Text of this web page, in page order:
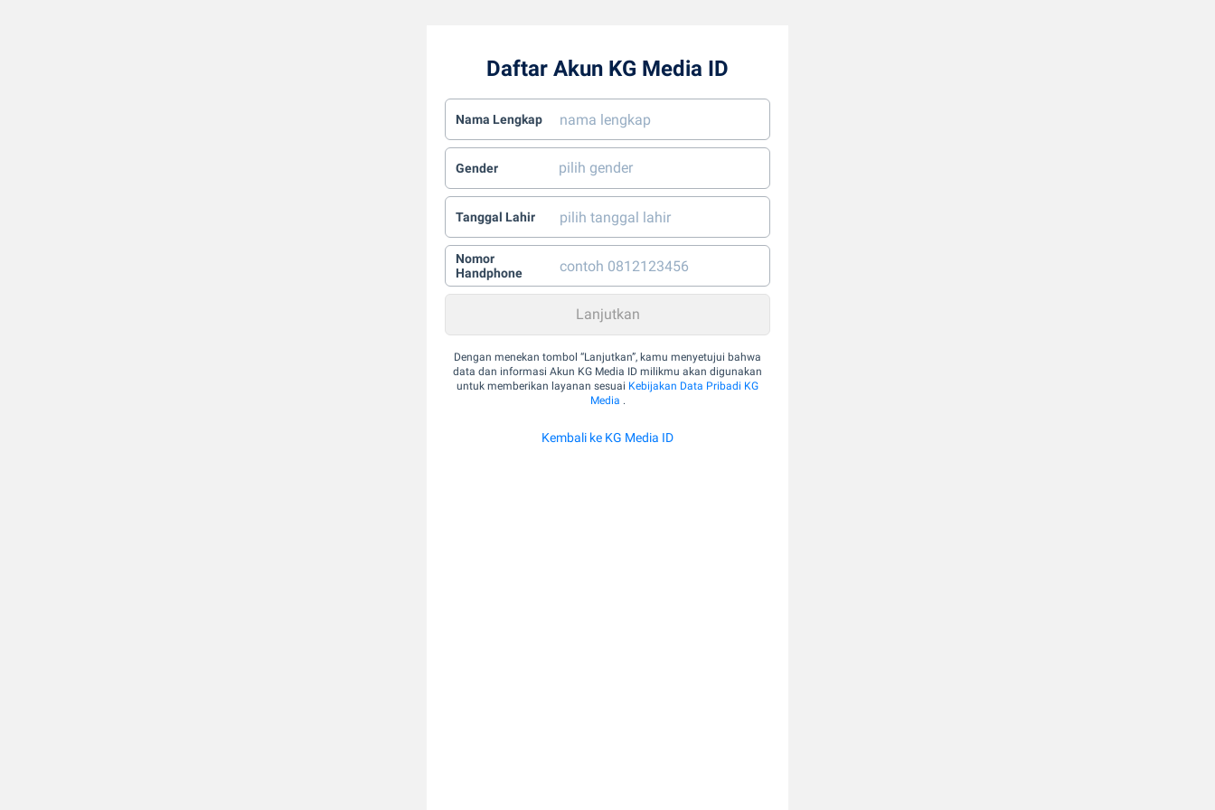
Daftar Akun KG Media ID
Nama Lengkap
Gender
Tanggal Lahir
Nomor
Handphone
Dengan menekan tombol “Lanjutkan”, kamu menyetujui bahwa
data dan informasi Akun KG Media ID milikmu akan digunakan
untuk memberikan layanan sesuai Kebijakan Data Pribadi KG
Media .
Kembali ke KG Media ID